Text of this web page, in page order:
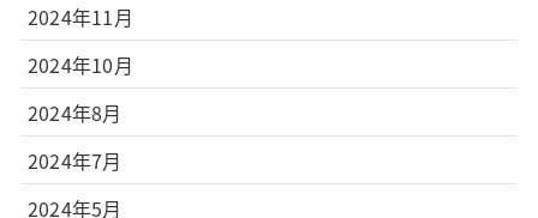
2024年11月
2024年10月
2024年8月
2024年7月
2024年5月